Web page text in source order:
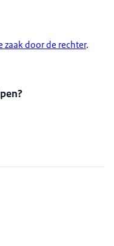
zaak door de rechter.